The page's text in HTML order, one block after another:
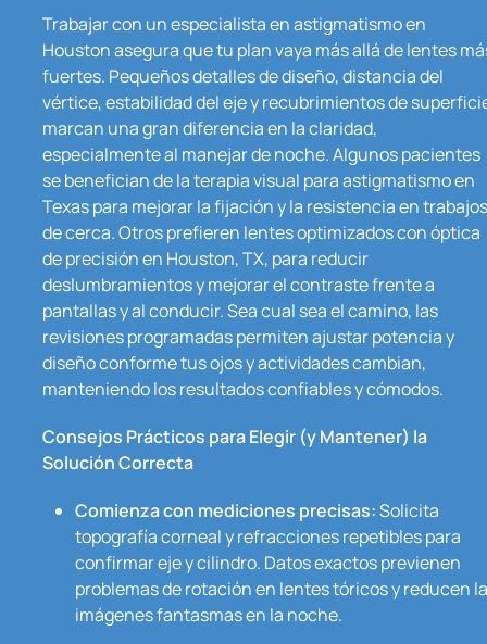
Trabajar con un especialista en astigmatismo en
Houston asegura que tu plan vaya más allá de lentes
fuertes. Pequeños detalles de diseño, distancia del
vértice, estabilidad del eje y recubrimientos de
marcan una gran diferencia en la claridad,
especialmente al manejar de noche. Algunos pacientes
se benefician de la terapia visual para astigmatismo en
Texas para mejorar la fijación y la resistencia en trabajos
de cerca. Otros prefieren lentes optimizados con óptica
de precisión en Houston, TX, para reducir
deslumbramientos y mejorar el contraste frente a
pantallas y al conducir. Sea cual sea el camino, las
revisiones programadas permiten ajustar potencia y
diseño conforme tus ojos y actividades cambian,
manteniendo los resultados confiables y cómodos.
Consejos Prácticos para Elegir (y Mantener) la
Solución Correcta
Comienza con mediciones precisas:Solicita
topografía corneal y refracciones repetibles para
confirmar eje y cilindro. Datos exactos previenen
problemas de rotación en lentes tóricos y reducen
imágenes fantasmas en la noche.